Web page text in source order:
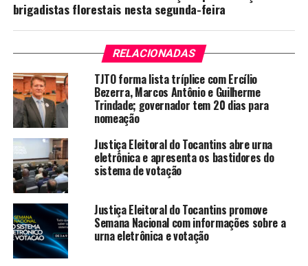
brigadistas florestais nesta segunda-feira
RELACIONADAS
TJTO forma lista tríplice com Ercílio
Bezerra, Marcos Antônio e Guilherme
Trindade; governador tem 20 dias para
nomeação
Justiça Eleitoral do Tocantins abre urna
eletrônica e apresenta os bastidores do
sistema de votação
Justiça Eleitoral do Tocantins promove
Semana Nacional com informações sobre a
urna eletrônica e votação